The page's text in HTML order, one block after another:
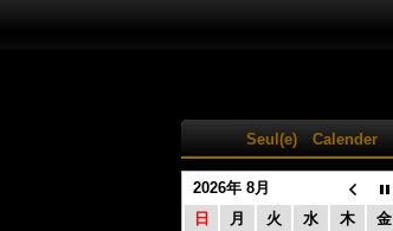
Seul(e) Calender
2026年 8月
日
月 火 水 木 金